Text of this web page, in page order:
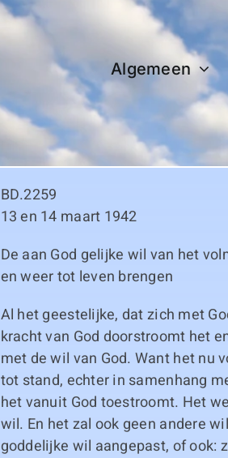
Algemeen
BD.2259
13 en 14 maart 1942
De aan God gelijke wil van het
en weer tot leven brengen
Al het geestelijke, dat zich met
kracht van God doorstroomt het
met de wil van God. Want het
tot stand, echter in samenhang
het vanuit God toestroomt. Het
wil. En het zal ook geen andere
goddelijke wil aangepast, of ook: